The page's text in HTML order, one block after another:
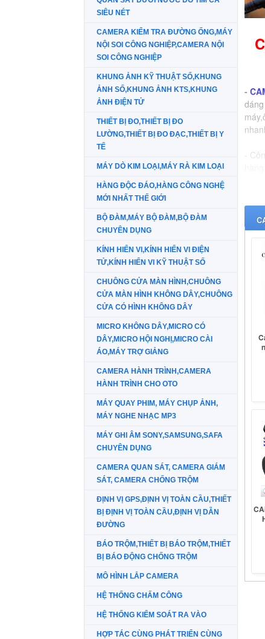
SIÊU NÉT
CAMERA KIỂM TRA ĐƯỜNG ỐNG,MÁY
NỘI SOI CÔNG NGHIỆP,CAMERA NỘI
SOI CÔNG NGHIỆP
KHUNG ẢNH KỸ THUẬT SỐ,KHUNG
ẢNH SỐ,KHUNG ẢNH KTS,KHUNG
ẢNH ĐIỆN TỬ
THIẾT BỊ ĐO,THIẾT BỊ ĐO
LƯỜNG,THIẾT BỊ ĐO ĐẠC,THIẾT BỊ Y
TẾ
MÁY DÒ KIM LOẠI,MÁY RÀ KIM LOẠI
HÀNG ĐỘC ĐÁO,HÀNG CÔNG NGHỆ
MỚI NHẤT THẾ GIỚI
BỘ ĐÀM,MÁY BỘ ĐÀM,BỘ ĐÀM
CHUYÊN DỤNG
KÍNH HIỂN VI,KÍNH HIỂN VI ĐIỆN
TỬ,KÍNH HIỂN VI KỸ THUẬT SỐ
CHUÔNG CỬA MÀN HÌNH,CHUÔNG
CỬA MÀN HÌNH KHÔNG DÂY,CHUÔNG
CỬA CÓ HÌNH KHÔNG DÂY
MICRO KHÔNG DÂY,MICRO CÓ
DÂY,MICRO HỘI NGHỊ,MICRO CÀI
ÁO,MÁY TRỢ GIẢNG
CAMERA HÀNH TRÌNH,CAMERA
HÀNH TRÌNH CHO OTO
MÁY QUAY PHIM, MÁY CHỤP ẢNH,
MÁY NGHE NHẠC MP3
MÁY GHI ÂM SONY,SAMSUNG,SAFA
CHUYÊN DỤNG
CAMERA QUAN SÁT, CAMERA GIÁM
SÁT, CAMERA CHỐNG TRỘM
ĐỊNH VỊ GPS,ĐỊNH VỊ TOÀN CẦU,THIẾT
BỊ ĐỊNH VỊ TOÀN CẦU,ĐỊNH VỊ DẪN
ĐƯỜNG
BÁO TRỘM,THIẾT BỊ BÁO TRỘM,THIẾT
BỊ BÁO ĐỘNG CHỐNG TRỘM
MÔ HÌNH LẮP CAMERA
HỆ THỐNG CHẤM CÔNG
HỆ THỐNG KIỂM SOÁT RA VÀO
HỢP TÁC CÙNG PHÁT TRIỂN CÙNG
-
-